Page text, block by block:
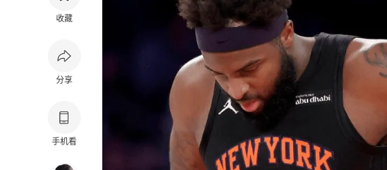
收藏
分享
手机看